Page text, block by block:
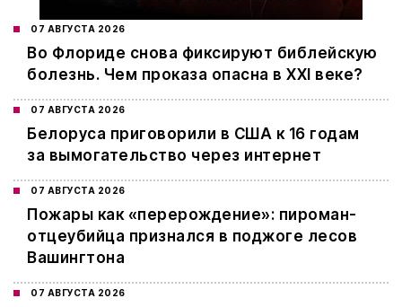
07 АВГУСТА 2026
Во Флориде снова фиксируют библейскую
болезнь. Чем проказа опасна в XXI веке?
07 АВГУСТА 2026
Белоруса приговорили в США к 16 годам
за вымогательство через интернет
07 АВГУСТА 2026
Пожары как «перерождение»: пироман-
отцеубийца признался в поджоге лесов
Вашингтона
07 АВГУСТА 2026